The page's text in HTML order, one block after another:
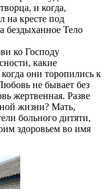
и когда,
на кресте под
бездыханное Тело
ко Господy
какие
они тоpопились к
не бывает без
жеpтвенная. Разве
жизни? Мать,
больного дитяти,
здоpовьем во имя